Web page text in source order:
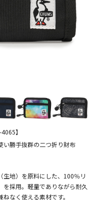
】
い勝手抜群の二つ折り財布
地）を原料にした、100％リ
を採用。軽量でありながら耐久
なく使える素材です。